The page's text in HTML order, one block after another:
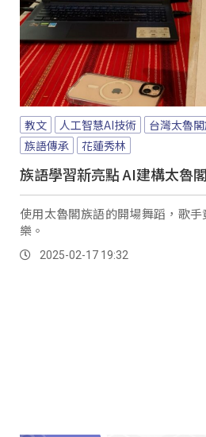
教文 人工智慧AI技術
台灣太魯
族語傳承
花蓮秀林
族語學習新亮點 AI建構太魯
使用太魯閣族語的開場舞蹈，歌
樂。
2025-02-17 19:32